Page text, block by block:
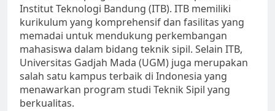
Institut Teknologi Bandung (ITB). ITB memiliki
kurikulum yang komprehensif dan fasilitas yang
memadai untuk mendukung perkembangan
mahasiswa dalam bidang teknik sipil. Selain ITB,
Universitas Gadjah Mada (UGM) juga merupakan
salah satu kampus terbaik di Indonesia yang
menawarkan program studi Teknik Sipil yang
berkualitas.